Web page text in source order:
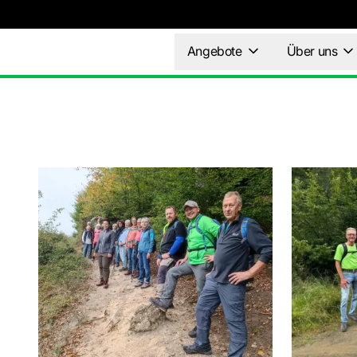
Angebote Über uns